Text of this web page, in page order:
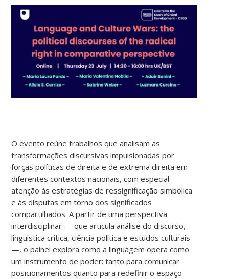
O evento reúne trabalhos que analisam as
transformações discursivas impulsionadas por
forças políticas de direita e de extrema direita em
diferentes contextos nacionais, com especial
atenção às estratégias de ressignificação simbólica
e às disputas em torno dos significados
compartilhados. A partir de uma perspectiva
interdisciplinar — que articula análise do discurso,
linguística crítica, ciência política e estudos culturais
—, o painel explora como a linguagem opera como
um instrumento de poder: tanto para comunicar
posicionamentos quanto para redefinir o espaço